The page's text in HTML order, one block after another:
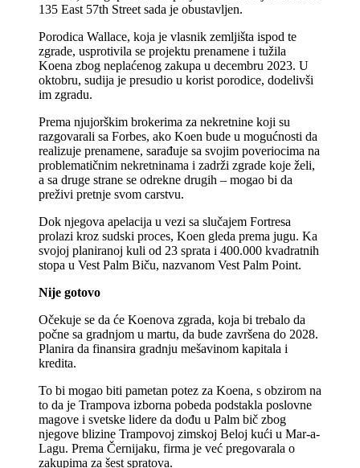
135 East 57th Street sada je obustavljen.
Porodica Wallace, koja je vlasnik zemljišta ispod te
zgrade, usprotivila se projektu prenamene i tužila
Koena zbog neplaćenog zakupa u decembru 2023. U
oktobru, sudija je presudio u korist porodice, dodelivši
im zgradu.
Prema njujorškim brokerima za nekretnine koji su
razgovarali sa Forbes, ako Koen bude u mogućnosti da
realizuje prenamene, sarađuje sa svojim poveriocima na
problematičnim nekretninama i zadrži zgrade koje želi,
a sa druge strane se odrekne drugih – mogao bi da
preživi pretnje svom carstvu.
Dok njegova apelacija u vezi sa slučajem Fortresa
prolazi kroz sudski proces, Koen gleda prema jugu. Ka
svojoj planiranoj kuli od 23 sprata i 400.000 kvadratnih
stopa u Vest Palm Biču, nazvanom Vest Palm Point.
Nije gotovo
Očekuje se da će Koenova zgrada, koja bi trebalo da
počne sa gradnjom u martu, da bude završena do 2028.
Planira da finansira gradnju mešavinom kapitala i
kredita.
To bi mogao biti pametan potez za Koena, s obzirom na
to da je Trampova izborna pobeda podstakla poslovne
magove i svetske lidere da dođu u Palm bič zbog
njegove blizine Trampovoj zimskoj Beloj kući u Mar-a-
Lagu. Prema Černijaku, firma je već pregovarala o
zakupima za šest spratova.